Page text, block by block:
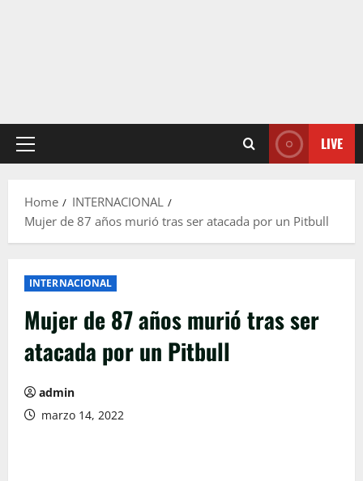
Primary
LIVE
Home
INTERNACIONAL
Mujer de 87 años murió tras ser atacada por un Pitbull
INTERNACIONAL
Mujer de 87 años murió tras ser
atacada por un Pitbull
admin
marzo 14, 2022